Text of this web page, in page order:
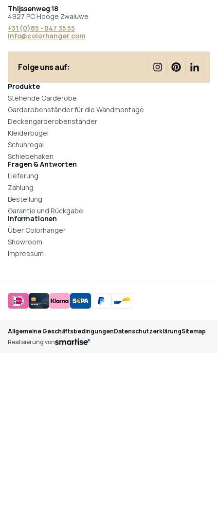
Thijssenweg 18
4927 PC Hooge Zwaluwe
+31 (0)85 - 047 35 55
info@colorhanger.com
Folge uns auf:
Produkte
Stehende Garderobe
Garderobenständer für die Wandmontage
Deckengarderobenständer
Kleiderbügel
Schuhregal
Schiebehaken
Fragen & Antworten
Lieferung
Zahlung
Bestellung
Garantie und Rückgabe
Informationen
Über Colorhanger
Showroom
Impressum
Allgemeine GeschäftsbedingungenDatenschutzerklärungSitemap
Realisierung von